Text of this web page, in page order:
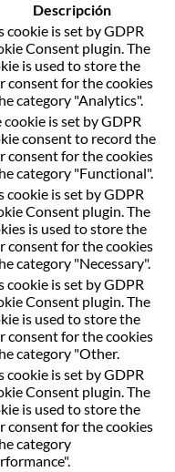
Descripción
cookie is set by GDPR
Consent plugin. The
is used to store the
consent for the cookies
category "Analytics".
cookie is set by GDPR
consent to record the
consent for the cookies
category "Functional".
cookie is set by GDPR
Consent plugin. The
is used to store the
consent for the cookies
category "Necessary".
cookie is set by GDPR
Consent plugin. The
is used to store the
consent for the cookies
category "Other.
cookie is set by GDPR
Consent plugin. The
is used to store the
consent for the cookies
category